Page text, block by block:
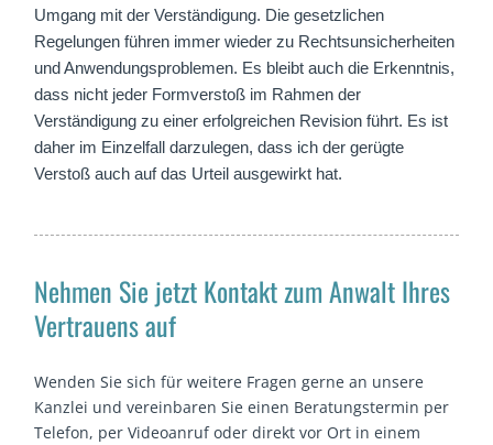
Umgang mit der Verständigung. Die gesetzlichen
Regelungen führen immer wieder zu Rechtsunsicherheiten
und Anwendungsproblemen. Es bleibt auch die Erkenntnis,
dass nicht jeder Formverstoß im Rahmen der
Verständigung zu einer erfolgreichen Revision führt. Es ist
daher im Einzelfall darzulegen, dass ich der gerügte
Verstoß auch auf das Urteil ausgewirkt hat.
Nehmen Sie jetzt Kontakt zum Anwalt Ihres
Vertrauens auf
Wenden Sie sich für weitere Fragen gerne an unsere
Kanzlei und vereinbaren Sie einen Beratungstermin per
Telefon, per Videoanruf oder direkt vor Ort in einem